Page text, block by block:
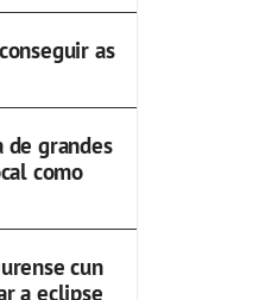
as
de grandes
como
cun
a eclipse